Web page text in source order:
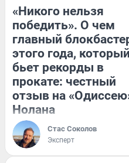
«Никого нельзя
победить». О чем
главный
этого года, который
бьет рекорды в
прокате: честный
отзыв на
Нолана
Стас Соколов
Эксперт